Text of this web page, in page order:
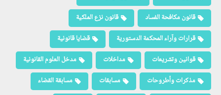
قانون مكافحة الفساد
قانون نزع الملكية
قرارات وآراء المحكمة الدستورية
قضايا قانونية
قوانين وتشريعات
مداخلات
مدخل العلوم القانونية
مذكرات وأطروحات
مسابقات
مسابقة القضاء